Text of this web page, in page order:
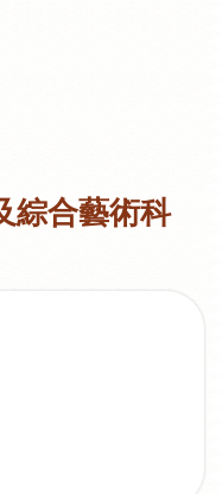
綜合藝術科